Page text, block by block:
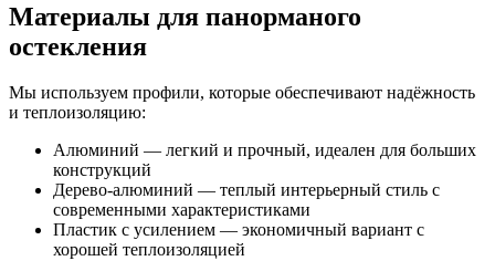
Материалы для панорманого
остекления
Мы используем профили, которые обеспечивают надёжность
и теплоизоляцию:
Алюминий — легкий и прочный, идеален для больших
конструкций
Дерево-алюминий — теплый интерьерный стиль с
современными характеристиками
Пластик с усилением — экономичный вариант с
хорошей теплоизоляцией